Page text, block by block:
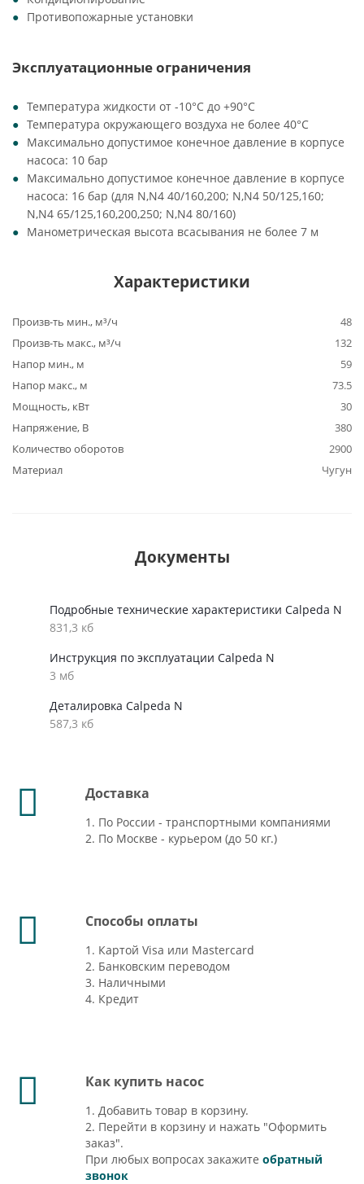
Противопожарные установки
Эксплуатационные ограничения
Температура жидкости от -10°C до +90°C
Температура окружающего воздуха не более 40°C
Максимально допустимое конечное давление в корпусе
насоса: 10 бар
Максимально допустимое конечное давление в корпусе
насоса: 16 бар (для N,N4 40/160,200; N,N4 50/125,160;
N,N4 65/125,160,200,250; N,N4 80/160)
Манометрическая высота всасывания не более 7 м
Характеристики
Произв-ть мин., м³/ч
48
Произв-ть макс., м³/ч
132
Напор мин., м
59
Напор макс., м
73.5
Мощность, кВт
30
Напряжение, В
380
Количество оборотов
2900
Материал
Чугун
Документы
Подробные технические характеристики Calpeda N
831,3 кб
Инструкция по эксплуатации Calpeda N
3 мб
Деталировка Calpeda N
587,3 кб
Доставка
1. По России - транспортными компаниями
2. По Москве - курьером (до 50 кг.)
Способы оплаты
1. Картой Visa или Mastercard
2. Банковским переводом
3. Наличными
4. Кредит
Как купить насос
1. Добавить товар в корзину.
2. Перейти в корзину и нажать "Оформить
заказ".
При любых вопросах закажите обратный
звонок